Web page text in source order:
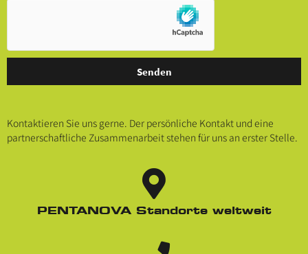
Senden
Kontaktieren Sie uns gerne. Der persönliche Kontakt und eine
partnerschaftliche Zusammenarbeit stehen für uns an erster Stelle.
PENTANOVA Standorte weltweit